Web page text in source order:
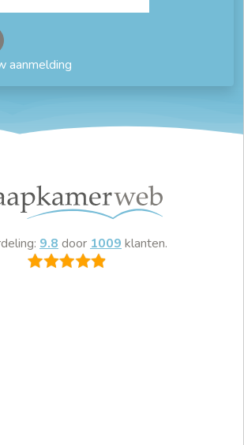
aanmelding
9.8 door 1009 klanten.